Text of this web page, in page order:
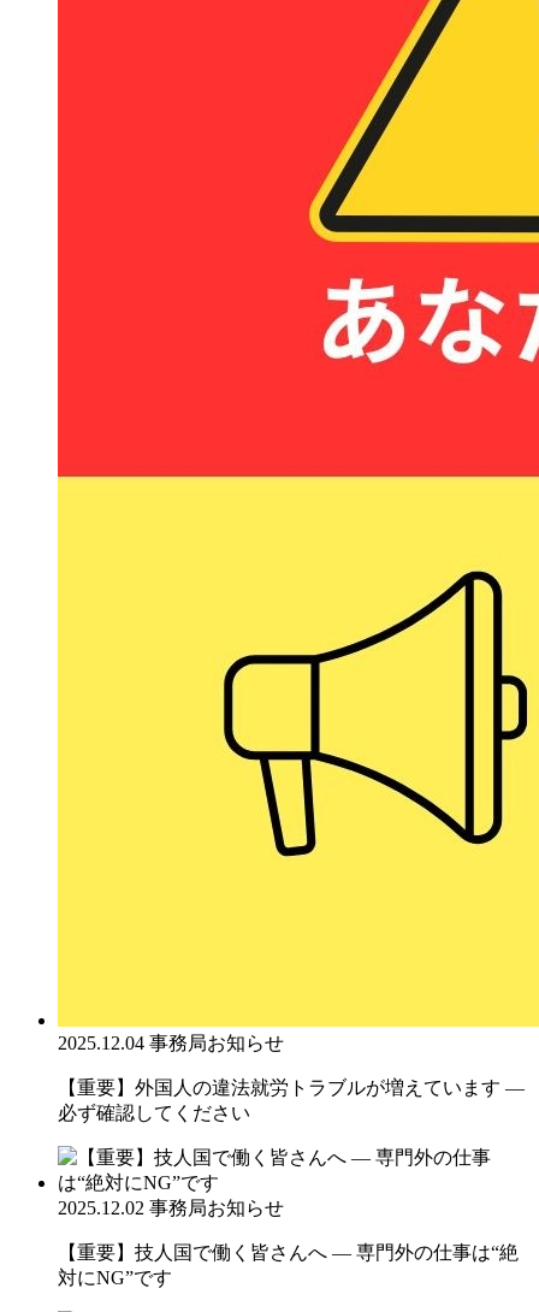
2025.12.04 事務局お知らせ
【重要】外国人の違法就労トラブルが増えています ―
必ず確認してください
2025.12.02 事務局お知らせ
【重要】技人国で働く皆さんへ ― 専門外の仕事は“絶
対にNG”です